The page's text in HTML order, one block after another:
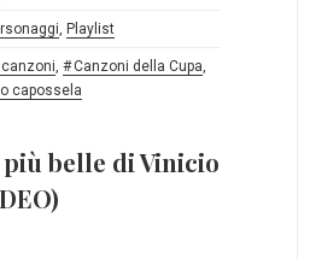
, Playlist
canzoni, Canzoni della Cupa,
capossela
più belle di Vinicio